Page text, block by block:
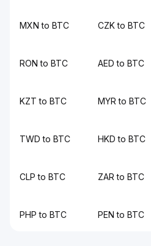
MXN to BTC CZK to BTC
RON to BTC AED to BTC
KZT to BTC MYR to BTC
TWD to BTC HKD to BTC
CLP to BTC ZAR to BTC
PHP to BTC PEN to BTC